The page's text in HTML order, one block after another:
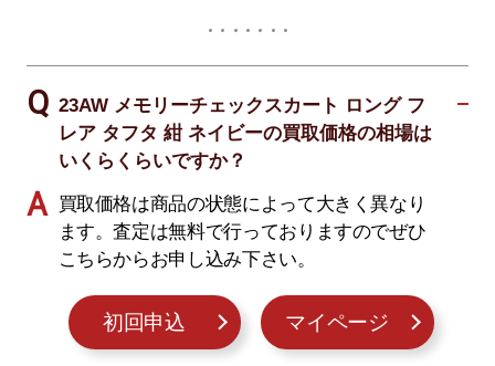
23AW メモリーチェックスカート ロング フ
レア タフタ 紺 ネイビーの買取価格の相場は
いくらくらいですか？
買取価格は商品の状態によって大きく異なり
ます。査定は無料で行っておりますのでぜひ
こちらからお申し込み下さい。
初回申込 マイページ